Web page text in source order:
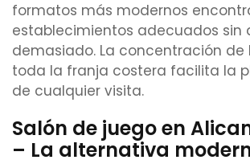
formatos más modernos
establecimientos adecuados sin
demasiado. La concentración de
toda la franja costera facilita la
de cualquier visita.
Salón de juego en
– La alternativa